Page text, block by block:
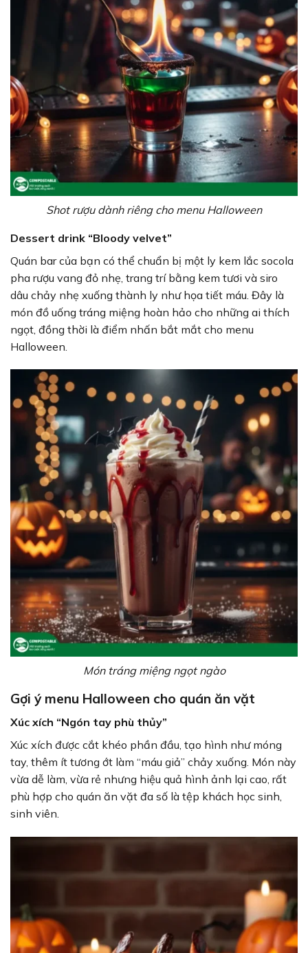
Shot rượu dành riêng cho menu Halloween
Dessert drink “Bloody velvet”
Quán bar của bạn có thể chuẩn bị một ly kem lắc socola
pha rượu vang đỏ nhẹ, trang trí bằng kem tươi và siro
dâu chảy nhẹ xuống thành ly như họa tiết máu. Đây là
món đồ uống tráng miệng hoàn hảo cho những ai thích
ngọt, đồng thời là điểm nhấn bắt mắt cho menu
Halloween.
Món tráng miệng ngọt ngào
Gợi ý menu Halloween cho quán ăn vặt
Xúc xích “Ngón tay phù thủy”
Xúc xích được cắt khéo phần đầu, tạo hình như móng
tay, thêm ít tương ớt làm “máu giả” chảy xuống. Món này
vừa dễ làm, vừa rẻ nhưng hiệu quả hình ảnh lại cao, rất
phù hợp cho quán ăn vặt đa số là tệp khách học sinh,
sinh viên.